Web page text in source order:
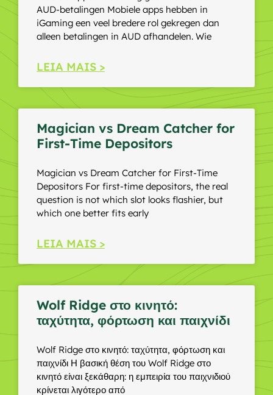
AUD-betalingen Mobiele apps hebben in
iGaming een veel bredere rol gekregen dan
alleen betalingen in AUD afhandelen. Wie
LEIA MAIS >
Magician vs Dream Catcher for
First-Time Depositors
Magician vs Dream Catcher for First-Time
Depositors For first-time depositors, the real
question is not which slot looks flashier, but
which one better fits early
LEIA MAIS >
Wolf Ridge στο κινητό:
ταχύτητα, φόρτωση και παιχνίδι
Wolf Ridge στο κινητό: ταχύτητα, φόρτωση και
παιχνίδι Η βασική θέση του Wolf Ridge στο
κινητό είναι ξεκάθαρη: η εμπειρία του παιχνιδιού
κρίνεται λιγότερο από